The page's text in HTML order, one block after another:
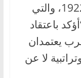
لنفس الشخص في 10 دجنبر 1922، والتي
باعتقاد
يعتمدان
لا عن